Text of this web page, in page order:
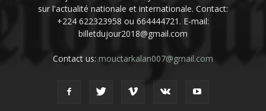
sur l'actualité nationale et internationale. Contact:
+224 622323958 ou 664444721. E-mail:
billetdujour2018@gmail.com
Contact us: mouctarkalan007@gmail.com